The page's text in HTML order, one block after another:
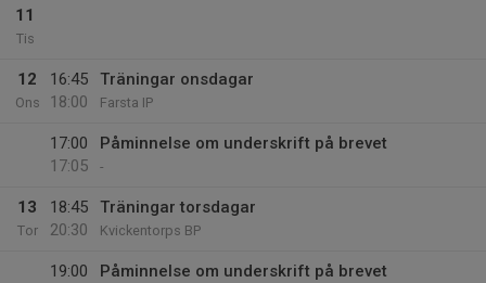
11
Tis
12
Ons
16:45
18:00
Träningar onsdagar
Farsta IP
17:00
17:05
Påminnelse om underskrift på brevet
-
13
Tor
18:45
20:30
Träningar torsdagar
Kvickentorps BP
19:00
Påminnelse om underskrift på brevet